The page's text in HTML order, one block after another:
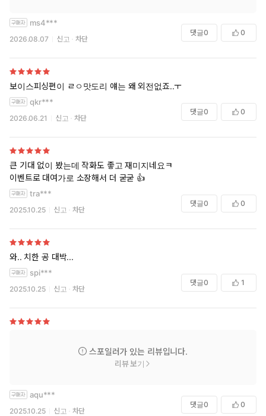
ms4***
2026.08.07 신고 차단
댓글0 0
보이스피싱편이 ㄹㅇ맛도리 얘는 왜 외전없죠..ㅜ
qkr***
2026.06.21 신고 차단
댓글0 0
큰 기대 없이 봤는데 작화도 좋고 재미지네요ㅋ
이벤트로 대여가로 소장해서 더 굳굳 👍
tra***
2025.10.25 신고 차단
댓글0 0
와.. 치한 공 대박...
spi***
2025.10.25 신고 차단
댓글0 1
스포일러가 있는 리뷰입니다.
리뷰 보기
aqu***
2025.10.25 신고 차단
댓글0 0